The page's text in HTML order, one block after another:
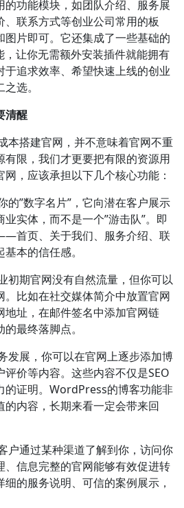
功能模块，如团队介绍、服务展
联系方式等创业公司常用的板
片即可。它还集成了一些基础的
，让你无需额外安装插件就能拥有
追求效率、希望快速上线的创业
选。
清醒
本搭建官网，并不意味着官网不重
限，我们才更要把有限的资源用
，应该承担以下几个核心功能：
的”数字名片”，它向潜在客户展示
实体，而不是一个”游击队”。即
首页、关于我们、服务介绍、联
本的信任感。
初期官网没有自然流量，但你可以
比如在社交媒体简介中放置官网
地址，在邮件签名中添加官网链
最终落脚点。
发展，你可以在官网上逐步添加博
价等内容。这些内容不仅是SEO
的证明。WordPress的博客功能非
内容，长期来看一定会带来回
户通过某种渠道了解到你，访问你
、信息完整的官网能够有效促进转
的服务说明、可信的案例展示，